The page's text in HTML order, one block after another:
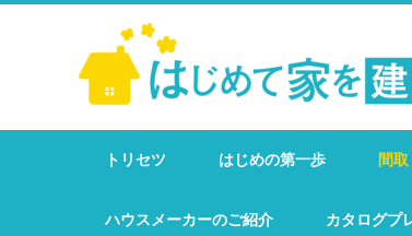
トリセツ はじめの第一歩 間
ハウスメーカーのご紹介 カタログプ